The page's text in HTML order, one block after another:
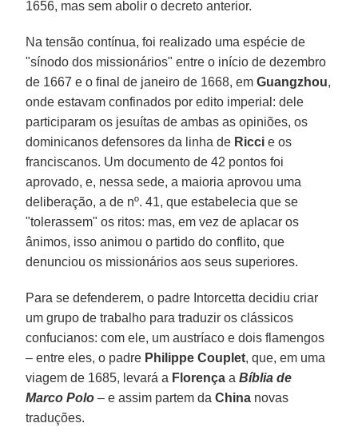
1656, mas sem abolir o decreto anterior.
Na tensão contínua, foi realizado uma espécie de
"sínodo dos missionários" entre o início de dezembro
de 1667 e o final de janeiro de 1668, emGuangzhou,
onde estavam confinados por edito imperial: dele
participaram os jesuítas de ambas as opiniões, os
dominicanos defensores da linha de Ricci e os
franciscanos. Um documento de 42 pontos foi
aprovado, e, nessa sede, a maioria aprovou uma
deliberação, a de nº. 41, que estabelecia que se
"tolerassem" os ritos: mas, em vez de aplacar os
ânimos, isso animou o partido do conflito, que
denunciou os missionários aos seus superiores.
Para se defenderem, o padre Intorcetta decidiu criar
um grupo de trabalho para traduzir os clássicos
confucianos: com ele, um austríaco e dois flamengos
– entre eles, o padre Philippe Couplet, que, em uma
viagem de 1685, levará a Florença aBíblia de
Marco Polo – e assim partem daChina novas
traduções.